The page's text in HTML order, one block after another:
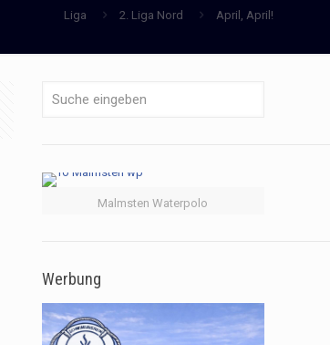
Liga
2. Liga Nord April, April!
Malmsten Waterpolo
Werbung